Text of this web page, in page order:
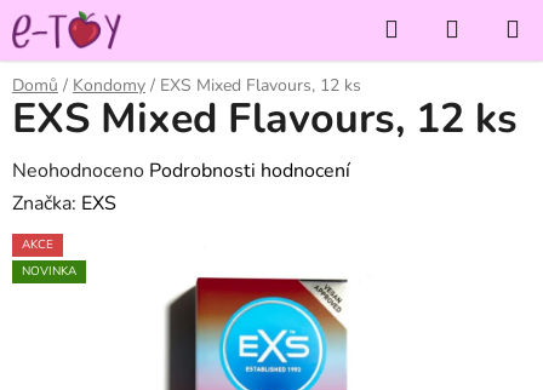
Přejít
na
obsah
Hledat
KOŠÍK
Domů / Kondomy / EXS Mixed Flavours, 12 ks
EXS Mixed Flavours, 12 ks
Průměrné
hodnocení
produktu
je
Neohodnoceno Podrobnosti hodnocení
Značka: EXS
AKCE
NOVINKA